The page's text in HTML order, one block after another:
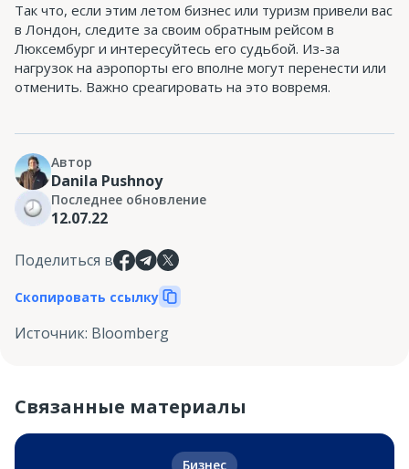
Так что, если этим летом бизнес или туризм привели вас
в Лондон, следите за своим обратным рейсом в
Люксембург и интересуйтесь его судьбой. Из-за
нагрузок на аэропорты его вполне могут перенести или
отменить. Важно среагировать на это вовремя.
Автор
Danila Pushnoy
Последнее обновление
12.07.22
Поделиться в
Скопировать ссылку
Источник: Bloomberg
Связанные материалы
Бизнес